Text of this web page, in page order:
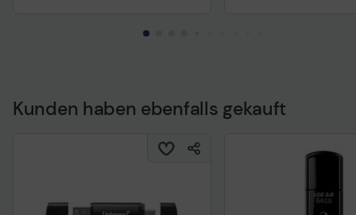
Technisches
Kunden haben ebenfalls gekauft